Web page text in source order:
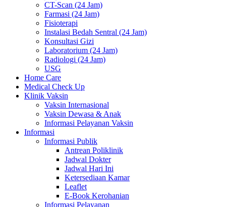
CT-Scan (24 Jam)
Farmasi (24 Jam)
Fisioterapi
Instalasi Bedah Sentral (24 Jam)
Konsultasi Gizi
Laboratorium (24 Jam)
Radiologi (24 Jam)
USG
Home Care
Medical Check Up
Klinik Vaksin
Vaksin Internasional
Vaksin Dewasa & Anak
Informasi Pelayanan Vaksin
Informasi
Informasi Publik
Antrean Poliklinik
Jadwal Dokter
Jadwal Hari Ini
Ketersediaan Kamar
Leaflet
E-Book Kerohanian
Informasi Pelayanan